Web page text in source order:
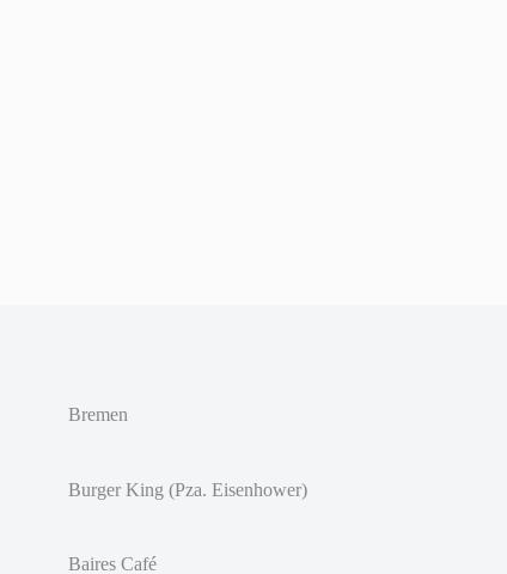
Bremen
Burger King (Pza. Eisenhower)
Baires Café